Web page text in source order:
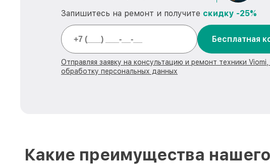
Запишитесь на ремонт и получите скидку -25%
Бесплатная
Отправляя заявку на консультацию и ремонт техники
обработку персональных данных
Какие преимущества